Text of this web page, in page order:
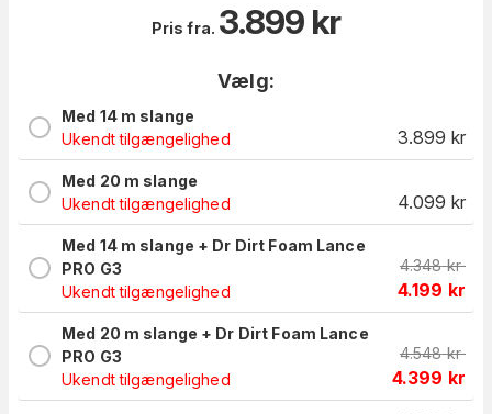
Pris fra. 3.899 kr
Vælg:
Med 14 m slange
Ukendt tilgængelighed
3.899 kr
Med 20 m slange
Ukendt tilgængelighed
4.099 kr
Med 14 m slange + Dr Dirt Foam Lance
PRO G3
Ukendt tilgængelighed
4.348 kr
4.199 kr
Med 20 m slange + Dr Dirt Foam Lance
PRO G3
Ukendt tilgængelighed
4.548 kr
4.399 kr